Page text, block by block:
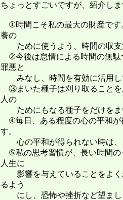
ちょっとすごいですが、紹介し
①時間こそ私の最大の財産です
養の
ために使うよう、時間の収支
②今後は怠情による時間の無駄
罪悪と
みなし、時間を有効に活用し
③まいた種子は刈り取ることを
人の
ためにもなる種子をだけをま
④毎日、ある程度の心の平和が
す。
心の平和が得られない時は、
⑤私の思考習慣が、長い時間の
人生に
影響を与えていることをよく
るよう
にし、恐怖や挫折など望まし